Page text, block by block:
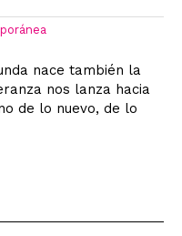
nace también la
nos lanza hacia
de lo nuevo, de lo